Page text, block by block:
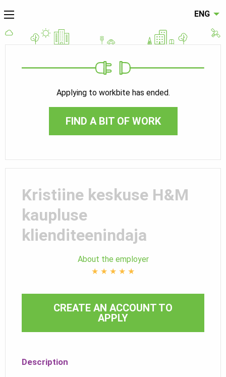
ENG
Applying to workbite has ended.
FIND A BIT OF WORK
Kristiine keskuse H&M
kaupluse
klienditeenindaja
About the employer
★ ★ ★ ★ ★
CREATE AN ACCOUNT TO
APPLY
Description